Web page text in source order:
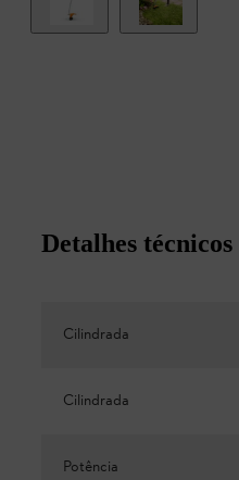
Detalhes técnicos
Cilindrada
Cilindrada
Potência